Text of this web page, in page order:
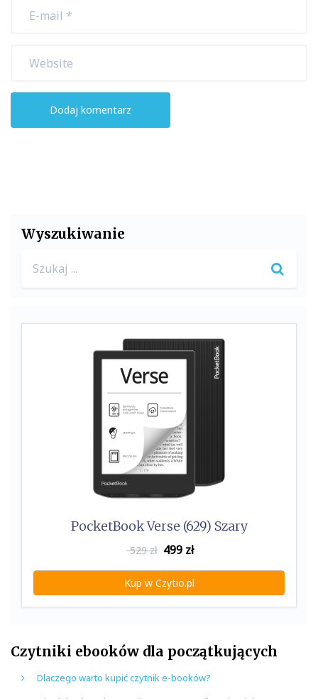
Wyszukiwanie
for:
PocketBook Verse (629) Szary
529 zł 499 zł
Kup w Czytio.pl
Czytniki ebooków dla początkujących
Dlaczego warto kupić czytnik e-booków?